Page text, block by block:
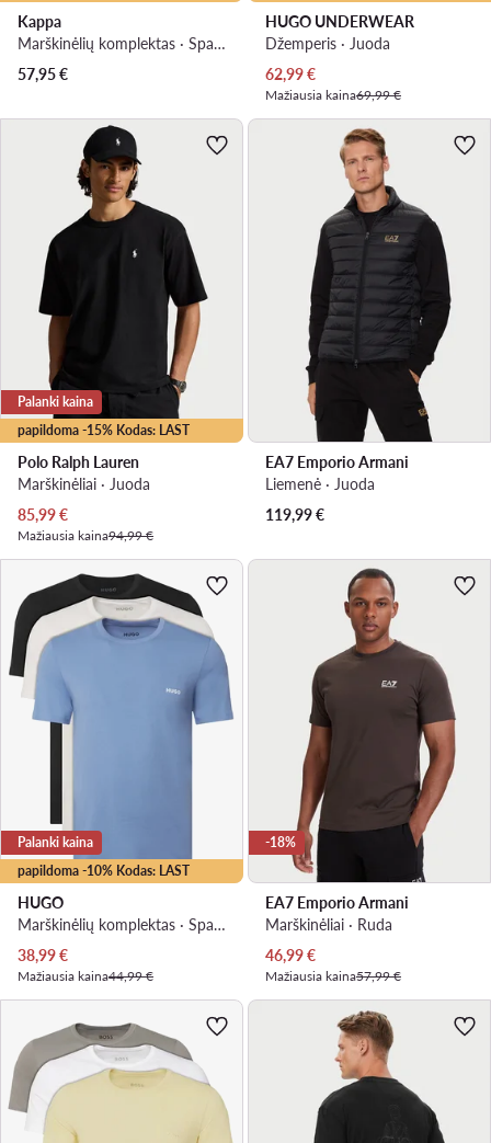
Kappa
Marškinėlių komplektas · Spalvota
57,95€
HUGO UNDERWEAR
Džemperis · Juoda
Dabartinė kaina
62,99€
Mažiausia kaina69,99 €
papildoma -15% Kodas: LAST
Palanki kaina
Polo Ralph Lauren
Marškinėliai · Juoda
Dabartinė kaina
85,99€
Mažiausia kaina94,99 €
EA7 Emporio Armani
Liemenė · Juoda
119,99€
papildoma -10% Kodas: LAST
Palanki kaina
HUGO
Marškinėlių komplektas · Spalvota
Dabartinė kaina
38,99€
Mažiausia kaina44,99 €
-18%
EA7 Emporio Armani
Marškinėliai · Ruda
Dabartinė kaina
46,99€
Mažiausia kaina57,99 €